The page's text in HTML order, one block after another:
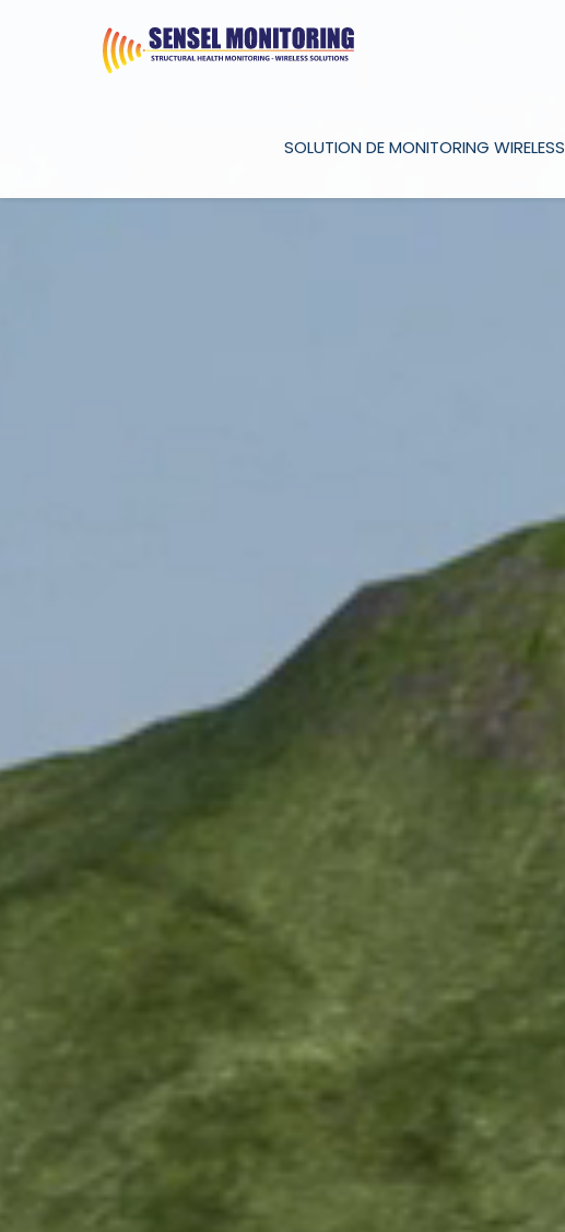
SOLUTION DE MONITORING WIRELESS